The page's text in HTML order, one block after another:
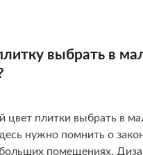
выбрать в
цвет плитки выбрать в
нужно помнить о
помещениях.